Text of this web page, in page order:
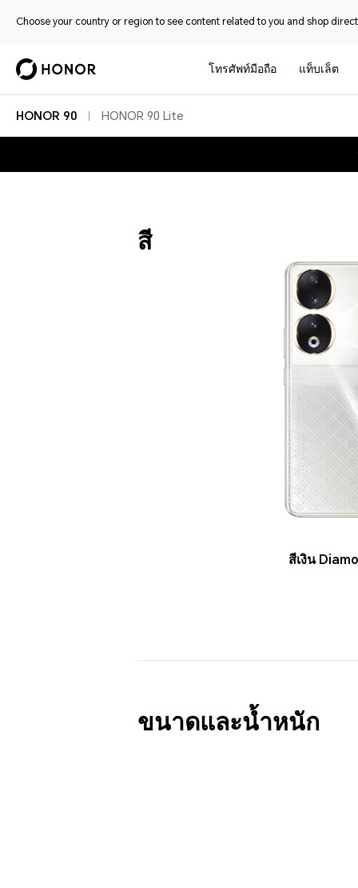
Choose your country or region to see content related to you and shop
โทรศัพท์มือถือ แท็บเล็ต
HONOR 90 HONOR 90 Lite
สี
สีเงิน
ขนาดและน้ำหนัก